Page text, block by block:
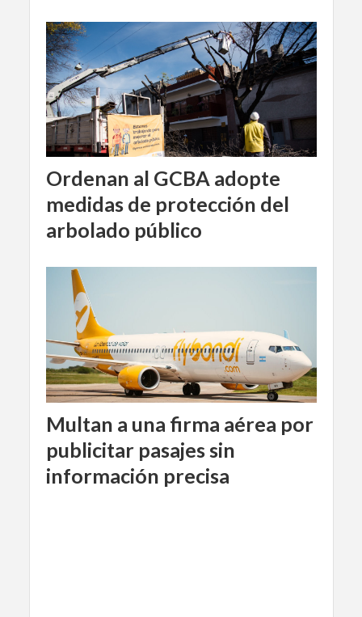
Ordenan al GCBA adopte
medidas de protección del
arbolado público
Multan a una firma aérea por
publicitar pasajes sin
información precisa